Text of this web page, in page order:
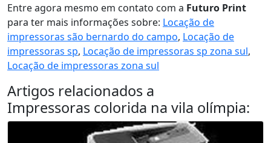
Entre agora mesmo em contato com a Futuro Print
para ter mais informações sobre: Locação de
impressoras são bernardo do campo, Locação de
impressoras sp, Locação de impressoras sp zona sul,
Locação de impressoras zona sul
Artigos relacionados a
Impressoras colorida na vila olímpia: